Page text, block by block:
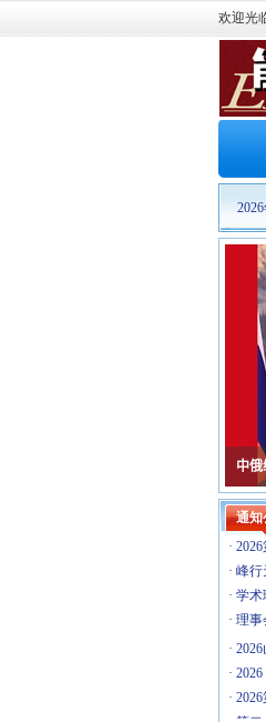
欢迎光
2026第二届新型储能
通知
·
·
第
Fac
第
第
第
·
·
峰行
学术
理
第二